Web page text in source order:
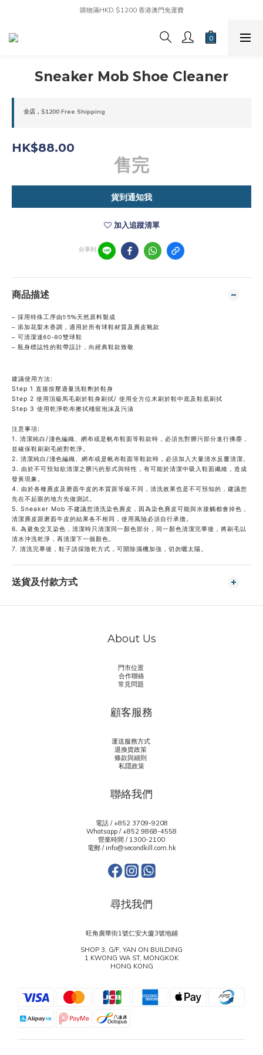
購物滿HKD $1200 香港澳門免運費
Sneaker Mob Shoe Cleaner
全店，$1200 Free Shipping
HK$88.00
售完
貨到通知我
加入追蹤清單
分享到
商品描述
– 採⽤特殊⼯序由95%天然原料製成
– 添加花梨⽊香調，適⽤於所有球鞋材質及麂⽪靴款
– 可清潔達60-80雙球鞋
– 瓶⾝標誌性的鞋帶設計，向經典鞋款致敬
建議使用方法:
Step 1 直接按壓適量洗鞋劑於鞋身
Step 2 使⽤頂級⾺⽑刷於鞋⾝刷拭/ 使用全⽅位⽊刷於鞋中底及鞋底刷拭
Step 3 使⽤乾淨乾布擦拭殘留泡沫及污漬
注意事項:
1. 清潔純⽩/淺色編織、網布或是帆布鞋⾯等鞋款時，必須先對髒污部分進⾏拂塵，
並確保鞋刷刷⽑絕對乾淨。
2. 清潔純⽩/淺色編織、網布或是帆布鞋⾯等鞋款時，必須加入⼤量清⽔反覆清潔。
3. 由於不可預知欲清潔之髒污的形式與特性，有可能於清潔中吸入鞋⾯纖維，造成
發黃現象。
4. 由於各種麂⽪及磨⾯⽜⽪的本質跟等級不同，清洗效果也是不可預知的，建議您
先在不起眼的地⽅先做測試。
5. Sneaker Mob 不建議您清洗染⾊麂⽪，因為染⾊麂⽪可能與⽔接觸都會掉⾊，
清潔麂⽪跟磨⾯⽜⽪的結果各不相同，使⽤風險必須⾃⾏承擔。
6. 為避免交叉染⾊，清潔時只清潔同⼀顏⾊部分，同⼀顏⾊清潔完畢後，將刷⽑以
清⽔沖洗乾淨，再清潔下⼀個顏⾊。
7. 清洗完畢後，鞋子請採陰乾方式，可開除濕機加強，切勿曬太陽。
送貨及付款方式
About Us
門市位置
合作聯絡
常見問題
顧客服務
運送服務方式
退換貨政策
條款與細則
私隱政策
聯絡我們
電話 / +852 3709-9208
Whatsapp /+852 9868-4558
營業時間 / 1300-2100
電郵 / info@secondkill.com.hk
尋找我們
旺角廣華街1號仁安大廈3號地鋪
SHOP 3, G/F, YAN ON BUILDING
1 KWONG WA ST, MONGKOK
HONG KONG